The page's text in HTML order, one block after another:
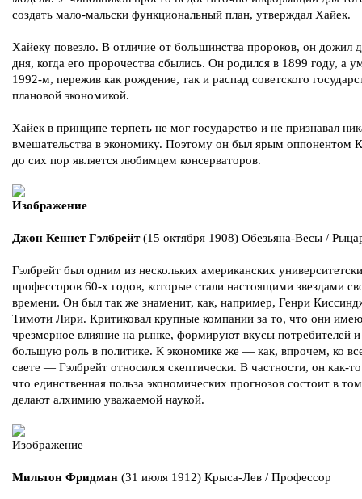
создать мало-мальски функциональный план, утверждал Хайек.
Хайеку повезло. В отличие от большинства пророков, он дожил
дня, когда его пророчества сбылись. Он родился в 1899 году, а
1992-м, пережив как рождение, так и распад советского
плановой экономикой.
Хайек в принципе терпеть не мог государство и не признавал
вмешательства в экономику. Поэтому он был ярым оппонентом
до сих пор является любимцем консерваторов.
Джон Кеннет Гэлбрейт(15 октября 1908) Обезьяна-Весы /
Гэлбрейт был одним из нескольких американских
профессоров 60-х годов, которые стали настоящими звездами
времени. Он был так же знаменит, как, например, Генри
Тимоти Лири. Критиковал крупные компании за то, что они
чрезмерное влияние на рынке, формируют вкусы потребителей
большую роль в политике. К экономике же — как, впрочем, ко
свете — Гэлбрейт относился скептически. В частности, он как-то
что единственная польза экономических прогнозов состоит в
делают алхимию уважаемой наукой.
Мильтон Фридман (31 июля 1912) Крыса-Лев / Профессор